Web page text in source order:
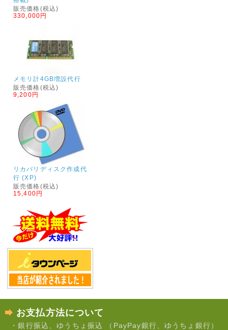
販売価格(税込)
330,000円
メモリ計4GB増設代行
販売価格(税込)
9,200円
リカバリディスク作成代
行 (XP)
販売価格(税込)
15,400円
お支払方法について
・銀行振込、ゆうちょ振込 （PayPay銀行、ゆうちょ銀行）